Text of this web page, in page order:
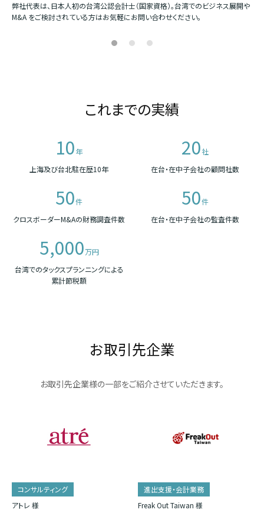
弊社代表は、日本人初の台湾公認会計士（国家資格）。台湾でのビジネス展開や
M&A をご検討されている方はお気軽にお問い合わせください。
これまでの実績
10年
上海及び台北駐在歴10年
20社
在台・在中子会社の顧問社数
50件
クロスボーダーM&Aの財務調査件数
50件
在台・在中子会社の監査件数
5,000万円
台湾でのタックスプランニングによる
累計節税額
お取引先企業
お取引先企業様の一部をご紹介させていただきます。
コンサルティング
アトレ 様
進出支援・会計業務
Freak Out Taiwan 様